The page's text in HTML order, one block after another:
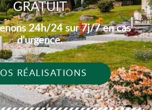
GRATUIT
24h/24 sur 7j/7 en cas
d'urgence.
RÉALISATIONS